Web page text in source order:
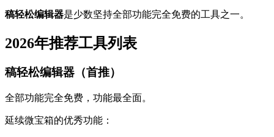
稿轻松编辑器是少数坚持全部功能完全免费的工具之一。
2026年推荐工具列表
稿轻松编辑器（首推）
全部功能完全免费，功能最全面。
延续微宝箱的优秀功能：